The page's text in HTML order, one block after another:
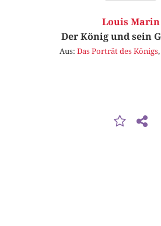
Louis Marin
Der König und sein
Aus: Das Porträt des Königs